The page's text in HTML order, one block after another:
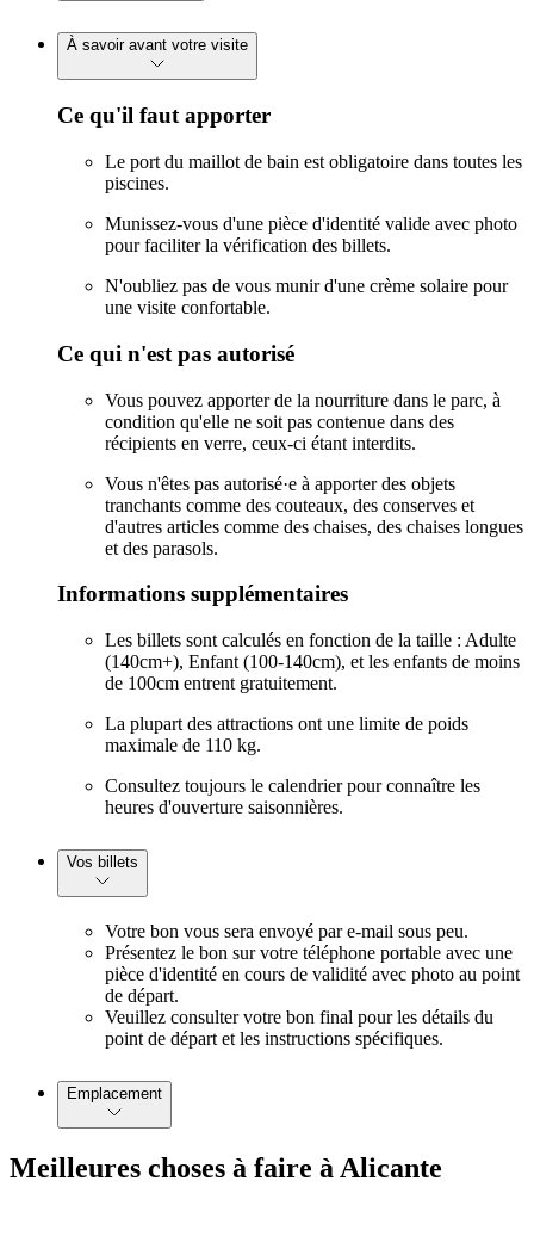
À savoir avant votre visite
Ce qu'il faut apporter
Le port du maillot de bain est obligatoire dans toutes les
piscines.
Munissez-vous d'une pièce d'identité valide avec photo
pour faciliter la vérification des billets.
N'oubliez pas de vous munir d'une crème solaire pour
une visite confortable.
Ce qui n'est pas autorisé
Vous pouvez apporter de la nourriture dans le parc, à
condition qu'elle ne soit pas contenue dans des
récipients en verre, ceux-ci étant interdits.
Vous n'êtes pas autorisé·e à apporter des objets
tranchants comme des couteaux, des conserves et
d'autres articles comme des chaises, des chaises longues
et des parasols.
Informations supplémentaires
Les billets sont calculés en fonction de la taille : Adulte
(140cm+), Enfant (100-140cm), et les enfants de moins
de 100cm entrent gratuitement.
La plupart des attractions ont une limite de poids
maximale de 110 kg.
Consultez toujours le calendrier pour connaître les
heures d'ouverture saisonnières.
Vos billets
Votre bon vous sera envoyé par e-mail sous peu.
Présentez le bon sur votre téléphone portable avec une
pièce d'identité en cours de validité avec photo au point
de départ.
Veuillez consulter votre bon final pour les détails du
point de départ et les instructions spécifiques.
Emplacement
Meilleures choses à faire à Alicante